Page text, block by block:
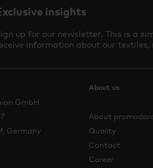
insights
up for our newsletter. This is a
information about our textiles,
GmbH
Germany
About us
About
Quality
Contact
Career